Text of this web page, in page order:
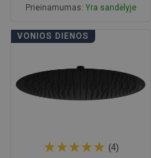
Prieinamumas: Yra sandėlyje
Į krepšelį
VONIOS DIENOS
(4)